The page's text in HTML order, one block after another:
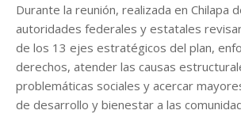
Durante la reunión, realizada en Chilapa
autoridades federales y estatales
de los 13 ejes estratégicos del plan,
derechos, atender las causas
problemáticas sociales y acercar
de desarrollo y bienestar a las